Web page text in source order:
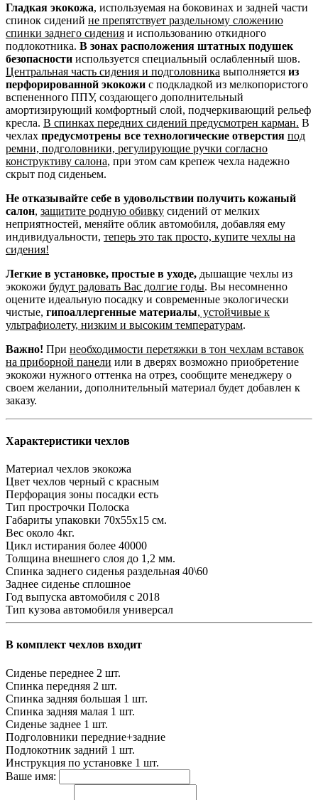
Гладкая экокожа, используемая на боковинах и задней части
спинок сидений не препятствует раздельному сложению
спинки заднего сидения и использованию откидного
подлокотника. В зонах расположения штатных подушек
безопасности используется специальный ослабленный шов.
Центральная часть сидения и подголовника выполняется из
перфорированной экокожи с подкладкой из мелкопористого
вспененного ППУ, создающего дополнительный
амортизирующий комфортный слой, подчеркивающий рельеф
кресла. В спинках передних сидений предусмотрен карман. В
чехлах предусмотрены все технологические отверстия под
ремни, подголовники, регулирующие ручки согласно
конструктиву салона, при этом сам крепеж чехла надежно
скрыт под сиденьем.
Не отказывайте себе в удовольствии получить кожаный
салон, защитите родную обивку сидений от мелких
неприятностей, меняйте облик автомобиля, добавляя ему
индивидуальности, теперь это так просто, купите чехлы на
сидения!
Легкие в установке, простые в уходе, дышащие чехлы из
экокожи будут радовать Вас долгие годы. Вы несомненно
оцените идеальную посадку и современные экологически
чистые, гипоаллергенные материалы, устойчивые к
ультрафиолету, низким и высоким температурам.
Важно! При необходимости перетяжки в тон чехлам вставок
на приборной панели или в дверях возможно приобретение
экокожи нужного оттенка на отрез, сообщите менеджеру о
своем желании, дополнительный материал будет добавлен к
заказу.
Характеристики чехлов
Материал чехлов экокожа
Цвет чехлов черный с красным
Перфорация зоны посадки есть
Тип прострочки Полоска
Габариты упаковки 70х55х15 см.
Вес около 4кг.
Цикл истирания более 40000
Толщина внешнего слоя до 1,2 мм.
Спинка заднего сиденья раздельная 40\60
Заднее сиденье сплошное
Год выпуска автомобиля с 2018
Тип кузова автомобиля универсал
В комплект чехлов входит
Сиденье переднее 2 шт.
Спинка передняя 2 шт.
Спинка задняя большая 1 шт.
Спинка задняя малая 1 шт.
Сиденье заднее 1 шт.
Подголовники передние+задние
Подлокотник задний 1 шт.
Инструкция по установке 1 шт.
Ваше имя: